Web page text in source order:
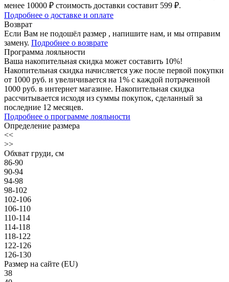
менее 10000 ₽ стоимость доставки составит 599 ₽.
Подробнее о доставке и оплате
Возврат
Если Вам не подошёл размер , напишите нам, и мы отправим
замену. Подробнее о возврате
Программа лояльности
Ваша накопительная скидка может составить 10%!
Накопительная скидка начисляется уже после первой покупки
от 1000 руб. и увеличивается на 1% с каждой потраченной
1000 руб. в интернет магазине. Накопительная скидка
рассчитывается исходя из суммы покупок, сделанный за
последние 12 месяцев.
Подробнее о программе лояльности
Определение размера
<<
>>
Обхват груди, см
86-90
90-94
94-98
98-102
102-106
106-110
110-114
114-118
118-122
122-126
126-130
Размер на сайте (EU)
38